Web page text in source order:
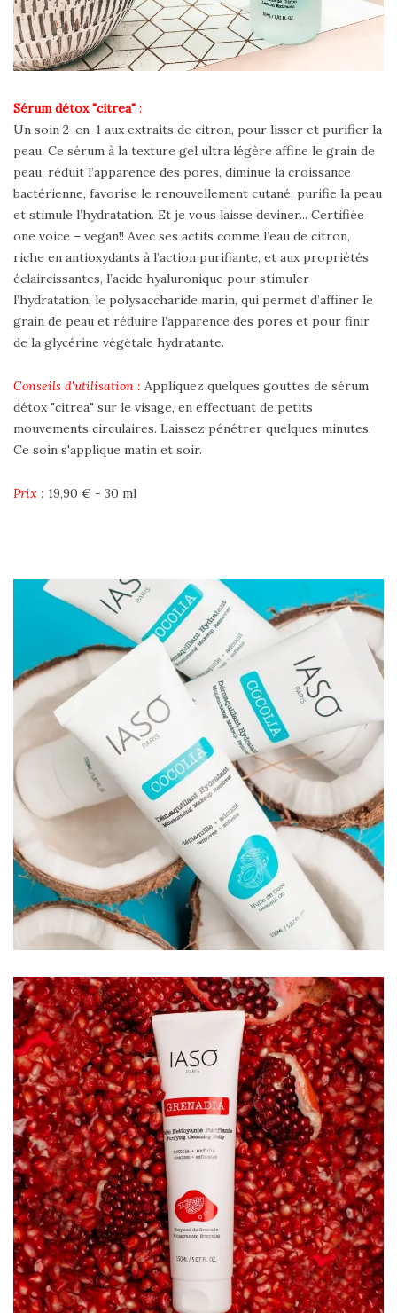
Sérum détox "citrea" :
Un soin 2-en-1 aux extraits de citron, pour lisser et purifier la
peau. Ce sérum à la texture gel ultra légère affine le grain de
peau, réduit l’apparence des pores, diminue la croissance
bactérienne, favorise le renouvellement cutané, purifie la peau
et stimule l’hydratation. Et je vous laisse deviner... Certifiée
one voice – vegan!! Avec ses actifs comme l’eau de citron,
riche en antioxydants à l’action purifiante, et aux propriétés
éclaircissantes, l’acide hyaluronique pour stimuler
l’hydratation, le polysaccharide marin, qui permet d’affiner le
grain de peau et réduire l’apparence des pores et pour finir
de la glycérine végétale hydratante.
Conseils d'utilisation : Appliquez quelques gouttes de sérum
détox "citrea" sur le visage, en effectuant de petits
mouvements circulaires. Laissez pénétrer quelques minutes.
Ce soin s'applique matin et soir.
Prix : 19,90 € - 30 ml